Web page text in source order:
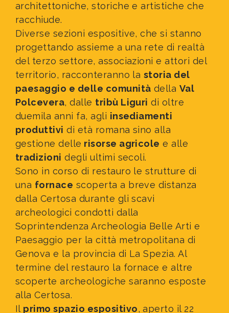
architettoniche, storiche e artistiche che
racchiude.
Diverse sezioni espositive, che si stanno
progettando assieme a una rete di realtà
del terzo settore, associazioni e attori del
territorio, racconteranno la storia del
paesaggio e delle comunità della Val
Polcevera, dalle tribù Liguri di oltre
duemila anni fa, agli insediamenti
produttivi di età romana sino alla
gestione delle risorse agricole e alle
tradizioni degli ultimi secoli.
Sono in corso di restauro le strutture di
una fornace scoperta a breve distanza
dalla Certosa durante gli scavi
archeologici condotti dalla
Soprintendenza Archeologia Belle Arti e
Paesaggio per la città metropolitana di
Genova e la provincia di La Spezia. Al
termine del restauro la fornace e altre
scoperte archeologiche saranno esposte
alla Certosa.
Il primo spazio espositivo, aperto il 22